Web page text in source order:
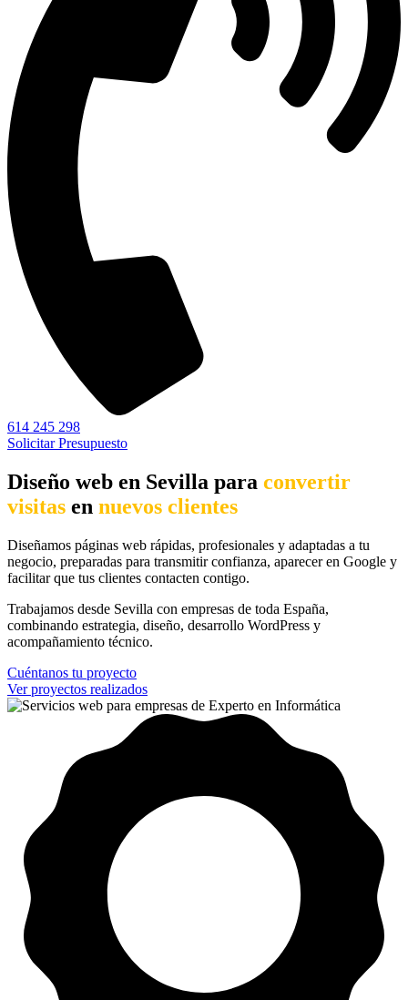
614 245 298
Solicitar Presupuesto
Diseño web en Sevilla para convertir
visitas en nuevos clientes
Diseñamos páginas web rápidas, profesionales y adaptadas a tu
negocio, preparadas para transmitir confianza, aparecer en Google y
facilitar que tus clientes contacten contigo.
Trabajamos desde Sevilla con empresas de toda España,
combinando estrategia, diseño, desarrollo WordPress y
acompañamiento técnico.
Cuéntanos tu proyecto
Ver proyectos realizados